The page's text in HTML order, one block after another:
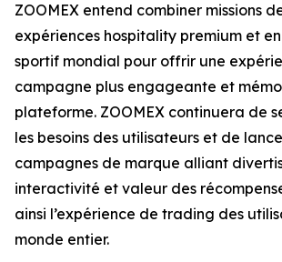
ZOOMEX entend combiner missions
expériences hospitality premium et
sportif mondial pour offrir une
campagne plus engageante et
plateforme. ZOOMEX continuera de
les besoins des utilisateurs et de
campagnes de marque alliant
interactivité et valeur des
ainsi l’expérience de trading des
monde entier.